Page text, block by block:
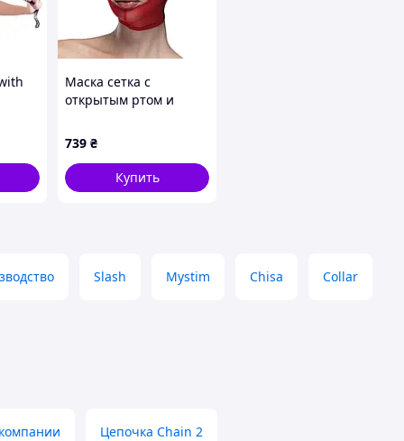
Маска сетка с
открытым ртом и
- Mask Red
739 ₴
Купить
Slash Mystim Chisa Collar
Цепочка Chain 2